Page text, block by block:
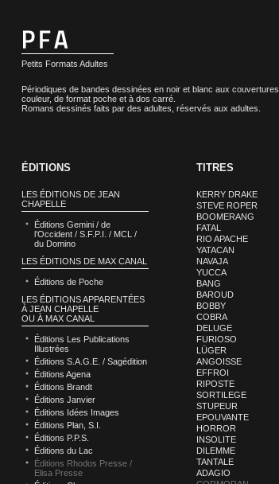
Petits Formats Adultes
Périodiques de bandes dessinées en noir et blanc aux couvertures
couleur, de format poche et à dos carré.
Romans dessinés faits par des adultes, réservés aux adultes.
ÉDITIONS
LES ÉDITIONS DE JEAN
CHAPELLE
Éditions Gemini / de
l’Occident / S.F.P.I. / MCL /
du Domino
LES ÉDITIONS DE MAX CANAL
Éditions de Poche
LES ÉDITIONS APPARENTÉES
À JEAN CHAPELLE
OU À MAX CANAL
Éditions Les Publications
Illustrées
Éditions S.A.G.E. / Sagédition
Éditions Agena
Éditions Brandt
Éditions Janvier
Éditions Idées Images
Éditions Plan, S.I.
Éditions P.P.S.
Éditions du Lac
Éditions Rhodos Presse /
Elisa Presse
TITRES
KERRY DRAKE
STEVE ROPER
BOOMERANG
FATAL
RIO APACHE
YATACAN
NAVAJA
YUCCA
BANG
BAROUD
BOBBY
COBRA
DELUGE
FURIOSO
LÜGER
ANGOISSE
EFFROI
RIPOSTE
SORTILEGE
STUPEUR
EPOUVANTE
HORROR
INSOLITE
DILEMME
TANTALE
ADAGIO